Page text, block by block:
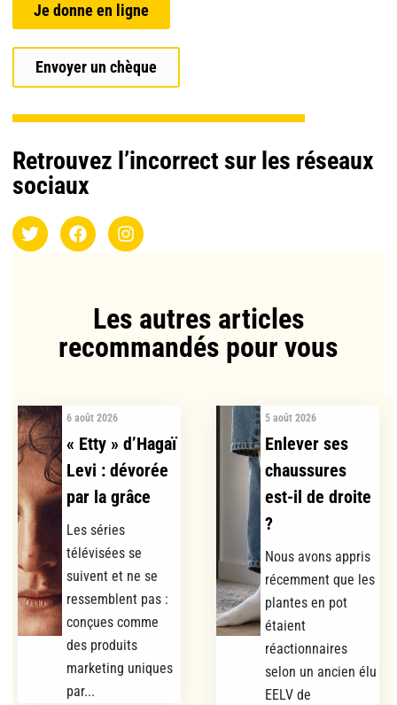
Je donne en ligne
Envoyer un chèque
Retrouvez l’incorrect sur les réseaux
sociaux
Les autres articles
recommandés pour vous​
6 août 2026
« Etty » d’Hagaï
Levi : dévorée
par la grâce
Les séries
télévisées se
suivent et ne se
ressemblent pas :
conçues comme
des produits
marketing uniques
par...
5 août 2026
Enlever ses
chaussures
est-il de droite
?
Nous avons appris
récemment que les
plantes en pot
étaient
réactionnaires
selon un ancien élu
EELV de